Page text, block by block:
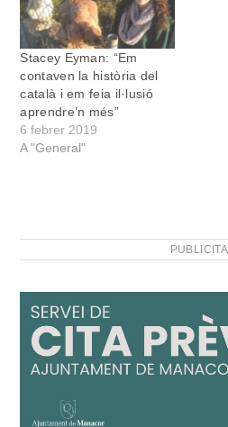
Stacey Eyman: “Em
contaven la història del
català i em feia il·lusió
aprendre’n més”
6 febrer 2019
A "General"